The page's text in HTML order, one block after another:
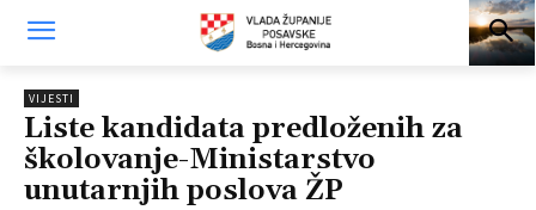
VIJESTI
Liste kandidata predloženih za
školovanje-Ministarstvo
unutarnjih poslova ŽP